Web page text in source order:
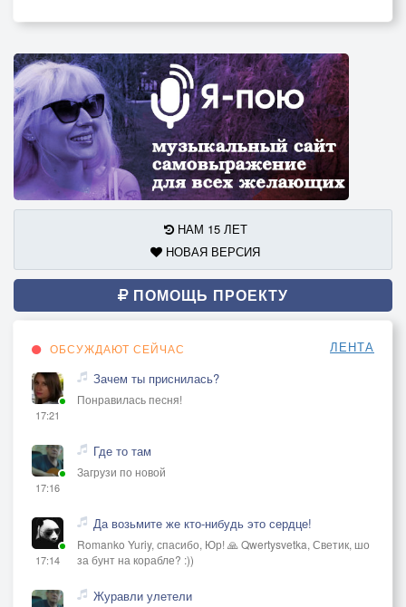
НАМ 15 ЛЕТ
НОВАЯ ВЕРСИЯ
ПОМОЩЬ ПРОЕКТУ
ОБСУЖДАЮТ СЕЙЧАС ЛЕНТА
17:21
Зачем ты приснилась?
Понравилась песня!
17:16
Где то там
Загрузи по новой
17:14
Да возьмите же кто-нибудь это сердце!
Romanko Yuriy, спасибо, Юр! 🙏 Qwertysvetka, Светик, шо
за бунт на корабле? :))
Журавли улетели